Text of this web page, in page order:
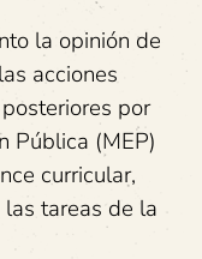
la opinión de
acciones
por
Pública (MEP)
curricular,
tareas de la